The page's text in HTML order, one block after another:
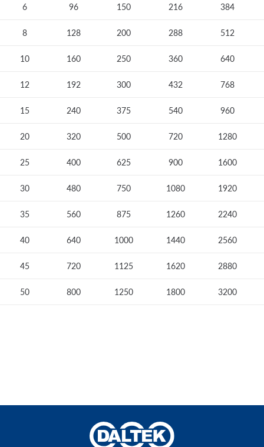
6 96 150 216 384
8 128 200 288 512
10 160 250 360 640
12 192 300 432 768
15 240 375 540 960
20 320 500 720 1280
25 400 625 900 1600
30 480 750 1080 1920
35 560 875 1260 2240
40 640 1000 1440 2560
45 720 1125 1620 2880
50 800 1250 1800 3200